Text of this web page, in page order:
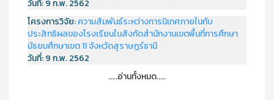
วันที่:9 ก.พ. 2562
โครงการวิจัย:ความสัมพันธ์ระหว่างการนิเทศภายในกับ
ประสิทธิผลของโรงเรียนในสังกัดสำนักงานเขตพื้นที่การศึกษา
มัธยมศึกษาเขต 11 จังหวัดสุราษฎร์ธานี
วันที่:9 ก.พ. 2562
.....อ่านทั้งหมด.....